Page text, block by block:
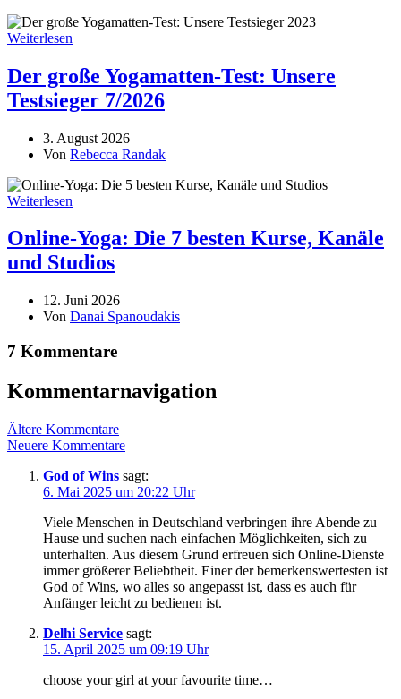
Weiterlesen
Der große Yogamatten-Test: Unsere
Testsieger 7/2026
3. August 2026
Von Rebecca Randak
Weiterlesen
Online-Yoga: Die 7 besten Kurse, Kanäle
und Studios
12. Juni 2026
Von Danai Spanoudakis
7 Kommentare
Kommentarnavigation
Ältere Kommentare
Neuere Kommentare
God of Wins sagt:
6. Mai 2025 um 20:22 Uhr
Viele Menschen in Deutschland verbringen ihre Abende zu
Hause und suchen nach einfachen Möglichkeiten, sich zu
unterhalten. Aus diesem Grund erfreuen sich Online-Dienste
immer größerer Beliebtheit. Einer der bemerkenswertesten ist
God of Wins, wo alles so angepasst ist, dass es auch für
Anfänger leicht zu bedienen ist.
Delhi Service sagt:
15. April 2025 um 09:19 Uhr
choose your girl at your favourite time…